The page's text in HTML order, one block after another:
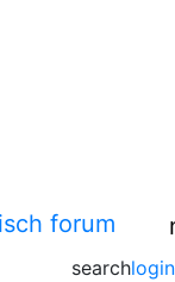
login
search